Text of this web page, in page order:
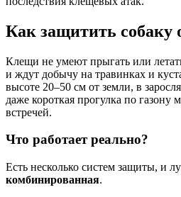
Как защитить собаку
Клещи не умеют прыгать или
и ждут добычу на травинках и
высоте 20–50 см от земли, в
даже короткая прогулка по газону
встречей.
Что работает реально?
Есть несколько систем защиты, и
комбинированная.